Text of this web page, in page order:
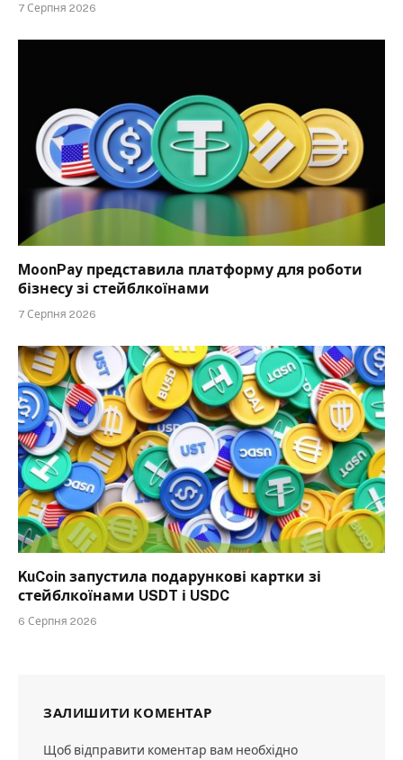
7 Серпня 2026
MoonPay представила платформу для роботи
бізнесу зі стейблкоїнами
7 Серпня 2026
KuCoin запустила подарункові картки зі
стейблкоїнами USDT і USDC
6 Серпня 2026
ЗАЛИШИТИ КОМЕНТАР
Щоб відправити коментар вам необхідно